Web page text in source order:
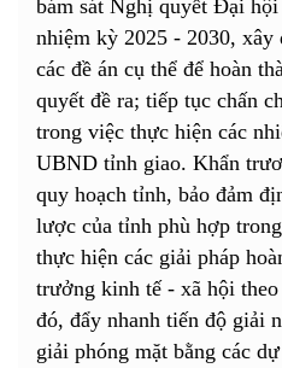
bám sát Nghị quyết Đại
nhiệm kỳ 2025 - 2030, xây
các đề án cụ thể để hoàn
quyết đề ra; tiếp tục chấn
trong việc thực hiện các
UBND tỉnh giao. Khẩn
quy hoạch tỉnh, bảo đảm
lược của tỉnh phù hợp
thực hiện các giải pháp
trưởng kinh tế - xã hội theo
đó, đẩy nhanh tiến độ giải
giải phóng mặt bằng các